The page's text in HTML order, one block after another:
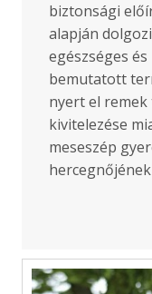
biztonsági
alapján
egészséges
bemutatott
nyert el
kivitelezése
meseszép